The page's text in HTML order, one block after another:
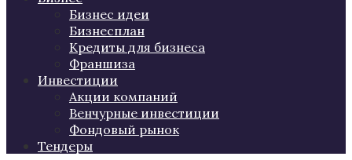
Бизнес идеи
Бизнесплан
Кредиты для бизнеса
Франшиза
Инвестиции
Акции компаний
Венчурные инвестиции
Фондовый рынок
Тендеры